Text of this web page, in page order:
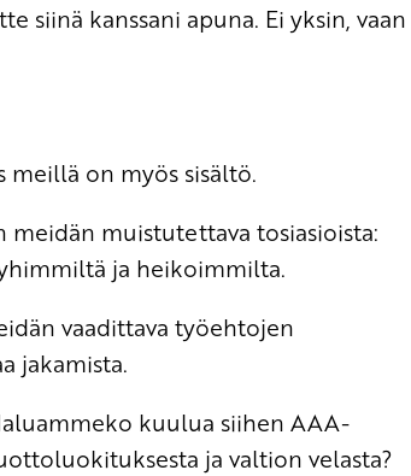
kanssani apuna. Ei yksin, vaan
on myös sisältö.
muistutettava tosiasioista:
ja heikoimmilta.
vaadittava työehtojen
jakamista.
kuulua siihen AAA-
ja valtion velasta?